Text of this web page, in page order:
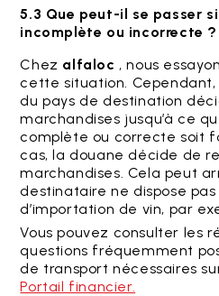
5.3 Que peut-il se passer
incomplète ou incorrecte ?
Chez alfaloc , nous
cette situation.
du pays de destination
marchandises jusqu’à ce
complète ou correcte soit
cas, la douane décide de
marchandises. Cela peut
destinataire ne dispose pas
d’importation de vin, par
Vous pouvez consulter les
questions fréquemment
de transport nécessaires
Portail financier.